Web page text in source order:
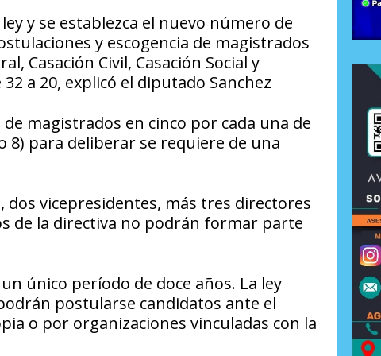
y se establezca el nuevo número de
y escogencia de magistrados
Casación Civil, Casación Social y
a 20, explicó el diputado Sanchez
magistrados en cinco por cada una de
8) para deliberar se requiere de una
vicepresidentes, más tres directores
de la directiva no podrán formar parte
único período de doce años. La ley
postularse candidatos ante el
o por organizaciones vinculadas con la